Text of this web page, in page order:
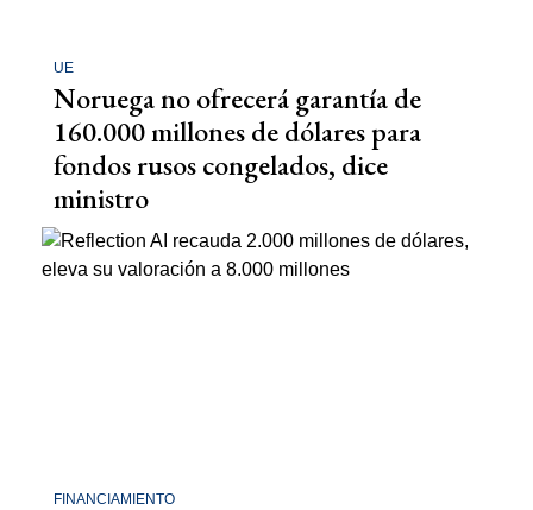
UE
Noruega no ofrecerá garantía de
160.000 millones de dólares para
fondos rusos congelados, dice
ministro
FINANCIAMIENTO